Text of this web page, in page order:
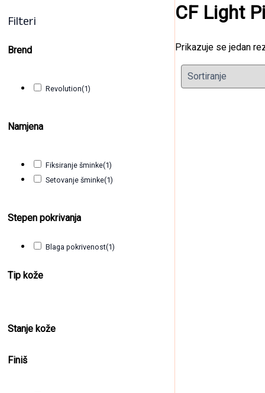
Filteri
Brend
Revolution(1)
Namjena
Fiksiranje šminke(1)
Setovanje šminke(1)
Stepen pokrivanja
Blaga pokrivenost(1)
Tip kože
Stanje kože
Finiš
CF Light
Prikazuje se jedan